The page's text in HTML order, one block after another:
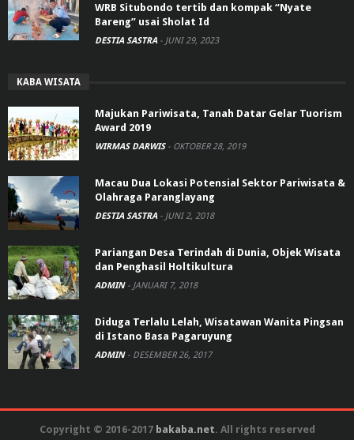
WRB Situbondo tertib dan kompak “Nyate
Bareng” usai Sholat Id
DESTIA SASTRA - JUNI 29, 2023
KABA WISATA
Majukan Pariwisata, Tanah Datar Gelar Tuorism
Award 2019
WIRMAS DARWIS - OKTOBER 28, 2019
Macau Dua Lokasi Potensial Sektor Pariwisata &
Olahraga Paranglayang
DESTIA SASTRA - JUNI 2, 2018
Pariangan Desa Terindah di Dunia, Objek Wisata
dan Penghasil Holtikultura
ADMIN - JANUARI 7, 2018
Diduga Terlalu Lelah, Wisatawan Wanita Pingsan
di Istano Basa Pagaruyung
ADMIN - DESEMBER 26, 2017
Copyright © 2016-2017 bakaba.net. All rights reserved